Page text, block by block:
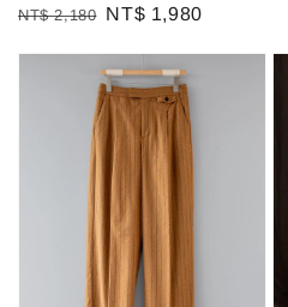
Regular
NT$ 2,180 Sale
NT$ 1,980